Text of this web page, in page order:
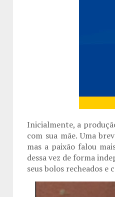
Inicialmente, a
com sua mãe. Uma
mas a paixão falou
dessa vez de forma
seus bolos recheados e